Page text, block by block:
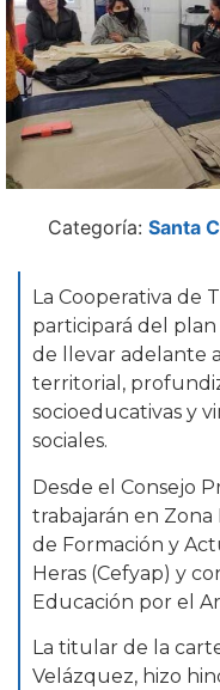
Categoría: Santa
La Cooperativa de
participará del
de llevar adelante
territorial,
socioeducativas y
sociales.
Desde el Consejo
trabajarán en
de Formación y
Heras (Cefyap) y
Educación por el
La titular de la
Velázquez, hizo